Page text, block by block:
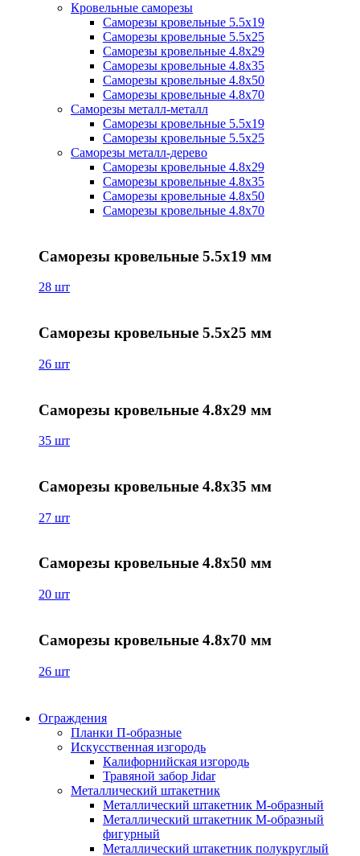
Кровельные саморезы
Саморезы кровельные 5.5х19
Саморезы кровельные 5.5х25
Саморезы кровельные 4.8х29
Саморезы кровельные 4.8х35
Саморезы кровельные 4.8х50
Саморезы кровельные 4.8х70
Саморезы металл-металл
Саморезы кровельные 5.5х19
Саморезы кровельные 5.5х25
Саморезы металл-дерево
Саморезы кровельные 4.8х29
Саморезы кровельные 4.8х35
Саморезы кровельные 4.8х50
Саморезы кровельные 4.8х70
Саморезы кровельные 5.5х19 мм
28 шт
Саморезы кровельные 5.5х25 мм
26 шт
Саморезы кровельные 4.8х29 мм
35 шт
Саморезы кровельные 4.8х35 мм
27 шт
Саморезы кровельные 4.8х50 мм
20 шт
Саморезы кровельные 4.8х70 мм
26 шт
Ограждения
Планки П-образные
Искусственная изгородь
Калифорнийская изгородь
Травяной забор Jidar
Металлический штакетник
Металлический штакетник М-образный
Металлический штакетник М-образный
фигурный
Металлический штакетник полукруглый